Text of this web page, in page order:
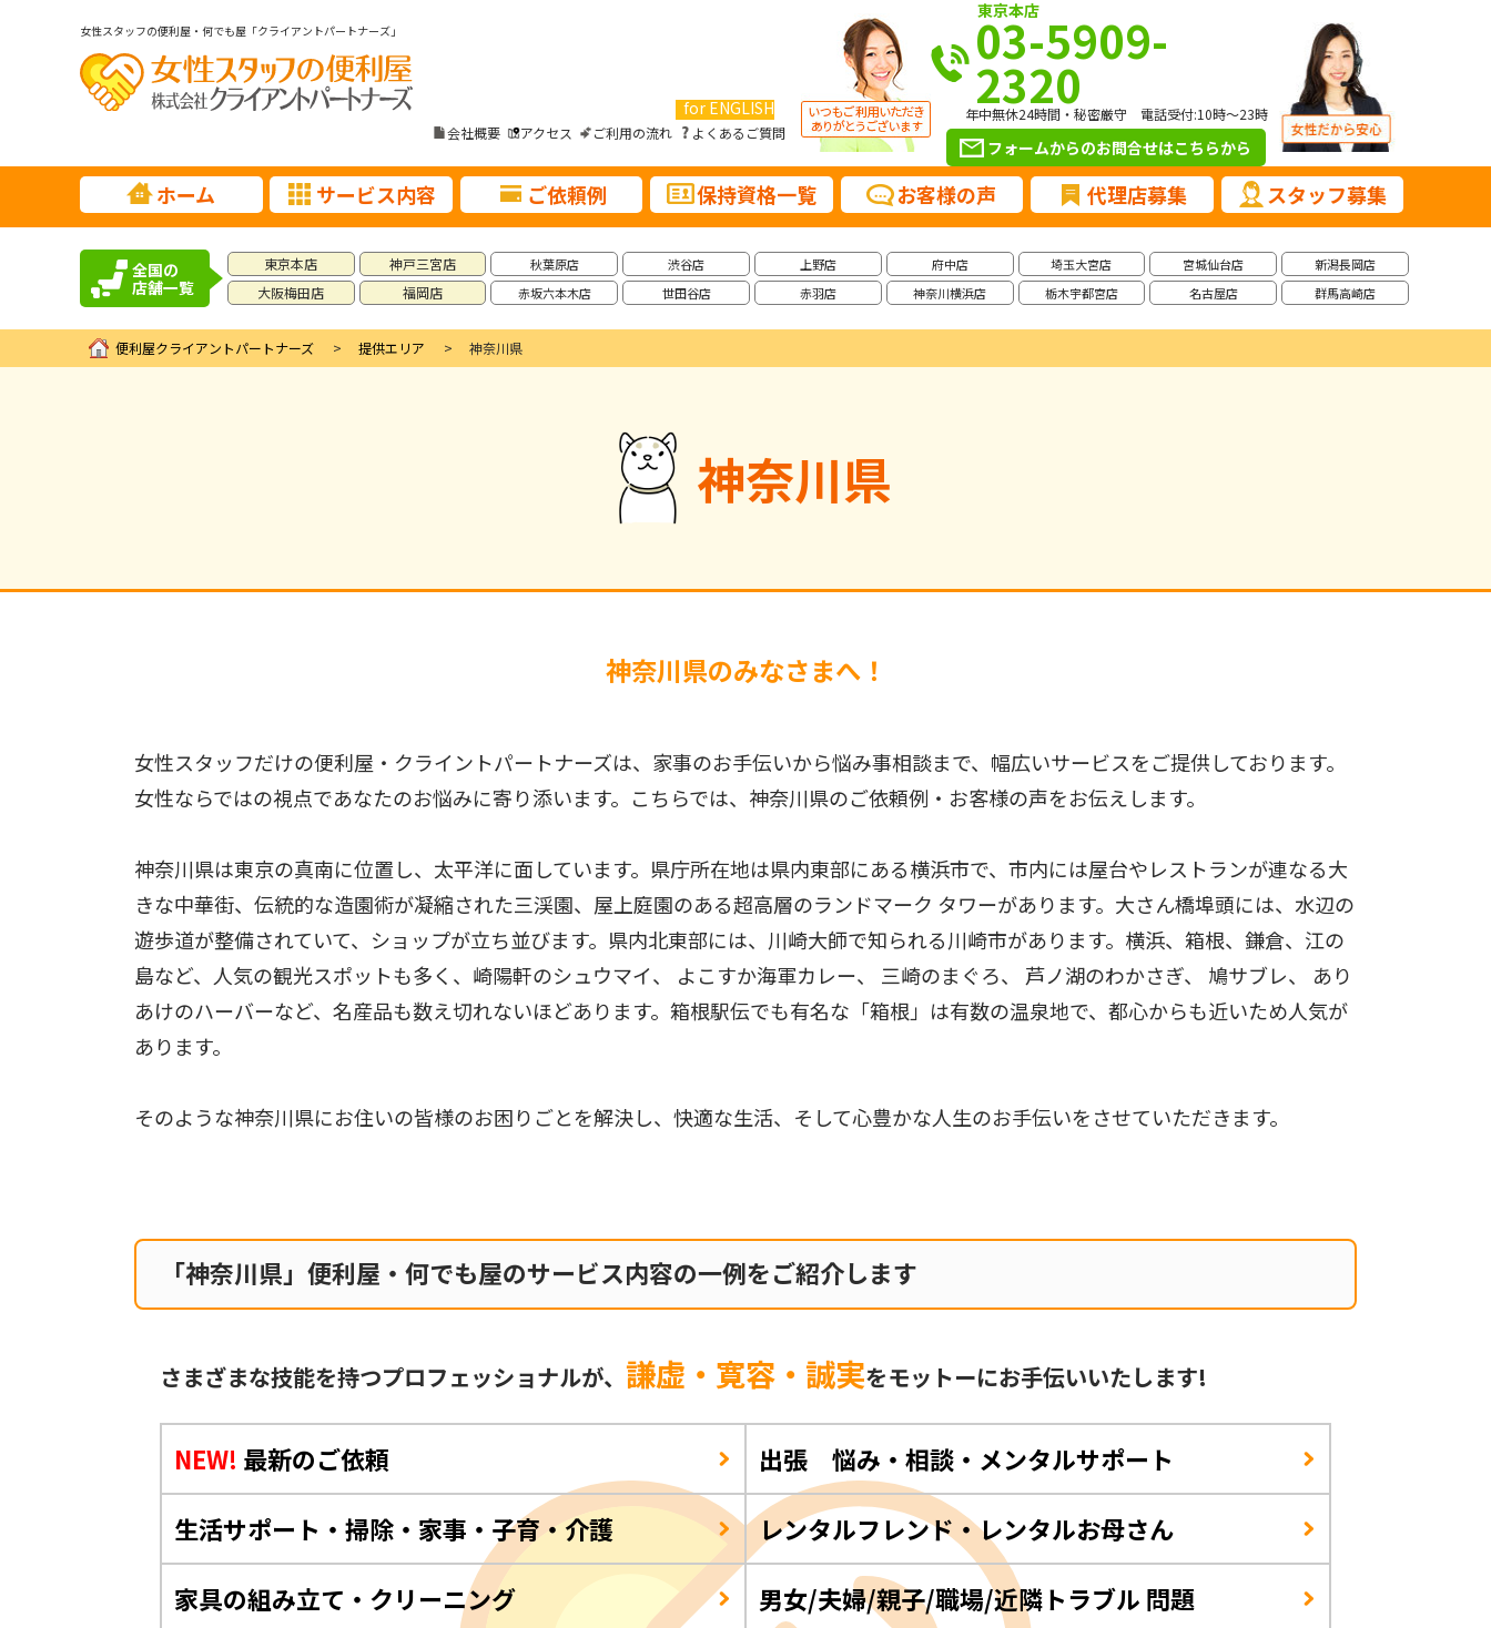
女性スタッフの便利屋・何でも屋「クライアントパートナーズ」
for ENGLISH
会社概要 アクセス ご利用の流れ よくあるご質問
東京本店
03-5909-
2320
年中無休24時間・秘密厳守 電話受付:10時～23時
フォームからのお問合せはこちらから
ホーム サービス内容 ご依頼例 保持資格一覧 お客様の声 代理店募集 スタッフ募集
全国の
店舗一覧
東京本店
大阪梅田店
神戸三宮店
福岡店
秋葉原店
赤坂六本木店
渋谷店
世田谷店
上野店
赤羽店
府中店
神奈川横浜店
埼玉大宮店
栃木宇都宮店
宮城仙台店
名古屋店
新潟長岡店
群馬高崎店
便利屋クライアントパートナーズ 提供エリア 神奈川県
神奈川県
神奈川県のみなさまへ！
女性スタッフだけの便利屋・クライントパートナーズは、家事のお手伝いから悩み事相談まで、幅広いサービスをご提供しております。
女性ならではの視点であなたのお悩みに寄り添います。こちらでは、神奈川県のご依頼例・お客様の声をお伝えします。
神奈川県は東京の真南に位置し、太平洋に面しています。県庁所在地は県内東部にある横浜市で、市内には屋台やレストランが連なる大
きな中華街、伝統的な造園術が凝縮された三渓園、屋上庭園のある超高層のランドマーク タワーがあります。大さん橋埠頭には、水辺の
遊歩道が整備されていて、ショップが立ち並びます。県内北東部には、川崎大師で知られる川崎市があります。横浜、箱根、鎌倉、江の
島など、人気の観光スポットも多く、崎陽軒のシュウマイ、 よこすか海軍カレー、 三崎のまぐろ、 芦ノ湖のわかさぎ、 鳩サブレ、 あり
あけのハーバーなど、名産品も数え切れないほどあります。箱根駅伝でも有名な「箱根」は有数の温泉地で、都心からも近いため人気が
あります。
そのような神奈川県にお住いの皆様のお困りごとを解決し、快適な生活、そして心豊かな人生のお手伝いをさせていただきます。
「神奈川県」便利屋・何でも屋のサービス内容の一例をご紹介します
さまざまな技能を持つプロフェッショナルが、謙虚・寛容・誠実をモットーにお手伝いいたします!
NEW! 最新のご依頼
出張 悩み・相談・メンタルサポート
生活サポート・掃除・家事・子育・介護
レンタルフレンド・レンタルお母さん
家具の組み立て・クリーニング
男女/夫婦/親子/職場/近隣トラブル 問題